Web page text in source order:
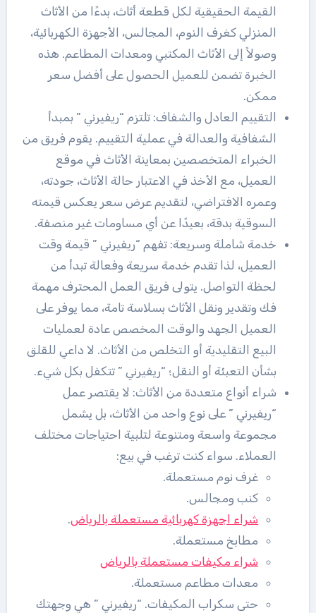
القيمة الحقيقية لكل قطعة أثاث، بدءًا من الأثاث
المنزلي كغرف النوم، المجالس، الأجهزة الكهربائية،
وصولاً إلى الأثاث المكتبي ومعدات المطاعم. هذه
الخبرة تضمن للعميل الحصول على أفضل سعر
ممكن.
التقييم العادل والشفاف: تلتزم “ريفيرني ” بمبدأ
الشفافية والعدالة في عملية التقييم. يقوم فريق من
الخبراء المتخصصين بمعاينة الأثاث في موقع
العميل، مع الأخذ في الاعتبار حالة الأثاث، جودته،
وعمره الافتراضي، لتقديم عرض سعر يعكس قيمته
السوقية بدقة، بعيدًا عن أي مساومات غير منصفة.
خدمة شاملة وسريعة: تفهم “ريفيرني ” قيمة وقت
العميل، لذا تقدم خدمة سريعة وفعالة تبدأ من
لحظة التواصل. يتولى فريق العمل المحترف مهمة
فك وتقدير ونقل الأثاث بسلاسة تامة، مما يوفر على
العميل الجهد والوقت المخصص عادة لعمليات
البيع التقليدية أو التخلص من الأثاث. لا داعي للقلق
بشأن التعبئة أو النقل؛ “ريفيرني ” تتكفل بكل شيء.
شراء أنواع متعددة من الأثاث: لا يقتصر عمل
“ريفيرني ” على نوع واحد من الأثاث، بل يشمل
مجموعة واسعة ومتنوعة لتلبية احتياجات مختلف
العملاء. سواء كنت ترغب في بيع:
غرف نوم مستعملة.
كنب ومجالس.
شراء اجهزة كهربائية مستعملة بالرياض.
مطابخ مستعملة.
شراء مكيفات مستعملة بالرياض
معدات مطاعم مستعملة.
حتى سكراب المكيفات. “ريفيرني ” هي وجهتك